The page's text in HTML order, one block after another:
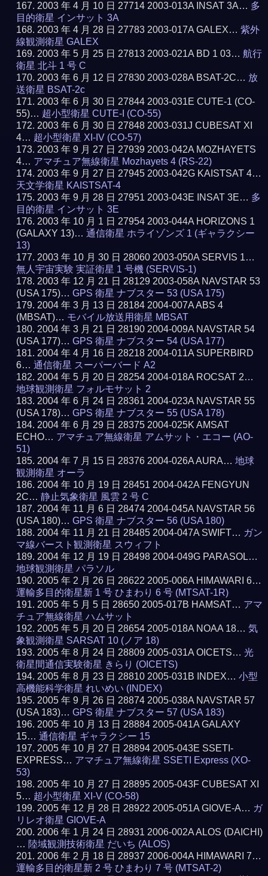
2003 年 4 月 10 日 27714 2003-013A INSAT 3A… 多
目的衛星 インサット 3A
2003 年 4 月 28 日 27783 2003-017A GALEX…紫外
線観測衛星 GALEX
2003 年 5 月 25 日 27813 2003-021A BD 1 03…航行
衛星 北斗 1 号 C
2003 年 6 月 12 日 27830 2003-028A BSAT-2C… 放
送衛星 BSAT-2c
2003 年 6 月 30 日 27844 2003-031E CUTE-1 (CO-
55)… 超小型衛星 CUTE-I (CO-55)
2003 年 6 月 30 日 27848 2003-031J CUBESAT XI
4… 超小型衛星 XI-IV (CO-57)
2003 年 9 月 27 日 27939 2003-042A MOZHAYETS
4… アマチュア無線衛星 Mozhayets 4 (RS-22)
2003 年 9 月 27 日 27945 2003-042G KAISTSAT 4…
天文学衛星 KAISTSAT-4
2003 年 9 月 28 日 27951 2003-043E INSAT 3E… 多
目的衛星 インサット 3E
2003 年 10 月 1 日 27954 2003-044A HORIZONS 1
(GALAXY 13)…通信衛星 ホライゾンズ 1 (ギャラクシー
13)
2003 年 10 月 30 日 28060 2003-050A SERVIS 1…
無人宇宙実験 実証衛星 1 号機 (SERVIS-1)
2003 年 12 月 21 日 28129 2003-058A NAVSTAR 53
(USA 175)…GPS 衛星 ナブスター 53 (USA 175)
2004 年 3 月 13 日 28184 2004-007A ABS 4
(MBSAT)… モバイル放送用衛星 MBSAT
2004 年 3 月 21 日 28190 2004-009A NAVSTAR 54
(USA 177)…GPS 衛星 ナブスター 54 (USA 177)
2004 年 4 月 16 日 28218 2004-011A SUPERBIRD
6…通信衛星 スーパーバード A2
2004 年 5 月 20 日 28254 2004-018A ROCSAT 2…
地球観測衛星 フォルモサット 2
2004 年 6 月 24 日 28361 2004-023A NAVSTAR 55
(USA 178)…GPS 衛星 ナブスター 55 (USA 178)
2004 年 6 月 29 日 28375 2004-025K AMSAT
ECHO… アマチュア無線衛星 アムサット・エコー (AO-
51)
2004 年 7 月 15 日 28376 2004-026A AURA…地球
観測衛星 オーラ
2004 年 10 月 19 日 28451 2004-042A FENGYUN
2C…静止気象衛星 風雲 2 号 C
2004 年 11 月 6 日 28474 2004-045A NAVSTAR 56
(USA 180)…GPS 衛星 ナブスター 56 (USA 180)
2004 年 11 月 21 日 28485 2004-047A SWIFT… ガン
マ線バースト観測衛星 スウィフト
2004 年 12 月 19 日 28498 2004-049G PARASOL…
地球観測衛星 パラソル
2005 年 2 月 26 日 28622 2005-006A HIMAWARI 6…
運輸多目的衛星新 1 号 ひまわり 6 号 (MTSAT-1R)
2005 年 5 月 5 日 28650 2005-017B HAMSAT… アマ
チュア無線衛星 ハムサット
2005 年 5 月 20 日 28654 2005-018A NOAA 18…気
象観測衛星 SARSAT 10 (ノア 18)
2005 年 8 月 24 日 28809 2005-031A OICETS…光
衛星間通信実験衛星 きらり (OICETS)
2005 年 8 月 23 日 28810 2005-031B INDEX…小型
高機能科学衛星 れいめい (INDEX)
2005 年 9 月 26 日 28874 2005-038A NAVSTAR 57
(USA 183)…GPS 衛星 ナブスター 57 (USA 183)
2005 年 10 月 13 日 28884 2005-041A GALAXY
15…通信衛星 ギャラクシー 15
2005 年 10 月 27 日 28894 2005-043E SSETI-
EXPRESS… アマチュア無線衛星 SSETI Express (XO-
53)
2005 年 10 月 27 日 28895 2005-043F CUBESAT XI
5… 超小型衛星 XI-V (CO-58)
2005 年 12 月 28 日 28922 2005-051A GIOVE-A… ガ
リレオ衛星 GIOVE-A
2006 年 1 月 24 日 28931 2006-002A ALOS (DAICHI)
… 陸域観測技術衛星 だいち (ALOS)
2006 年 2 月 18 日 28937 2006-004A HIMAWARI 7…
運輸多目的衛星新 2 号 ひまわり 7 号 (MTSAT-2)